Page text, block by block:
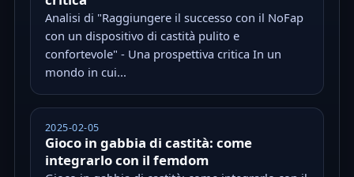
Analisi di "Raggiungere il successo con il NoFap
con un dispositivo di castità pulito e
confortevole" - Una prospettiva critica In un
mondo in cui...
2025-02-05
Gioco in gabbia di castità: come
integrarlo con il femdom